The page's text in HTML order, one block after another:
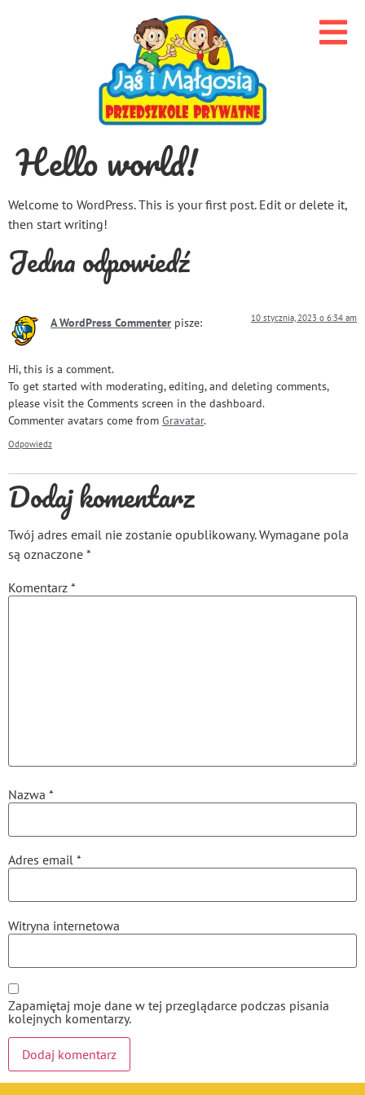
Hello world!
Welcome to WordPress. This is your first post. Edit or delete it,
then start writing!
Jedna odpowiedź
A WordPress Commenter pisze: 10 stycznia, 2023 o 6:34 am
Hi, this is a comment.
To get started with moderating, editing, and deleting comments,
please visit the Comments screen in the dashboard.
Commenter avatars come from Gravatar.
Odpowiedz
Dodaj komentarz
Twój adres email nie zostanie opublikowany. Wymagane pola
są oznaczone *
Komentarz *
Nazwa *
Adres email *
Witryna internetowa
Zapamiętaj moje dane w tej przeglądarce podczas pisania
kolejnych komentarzy.